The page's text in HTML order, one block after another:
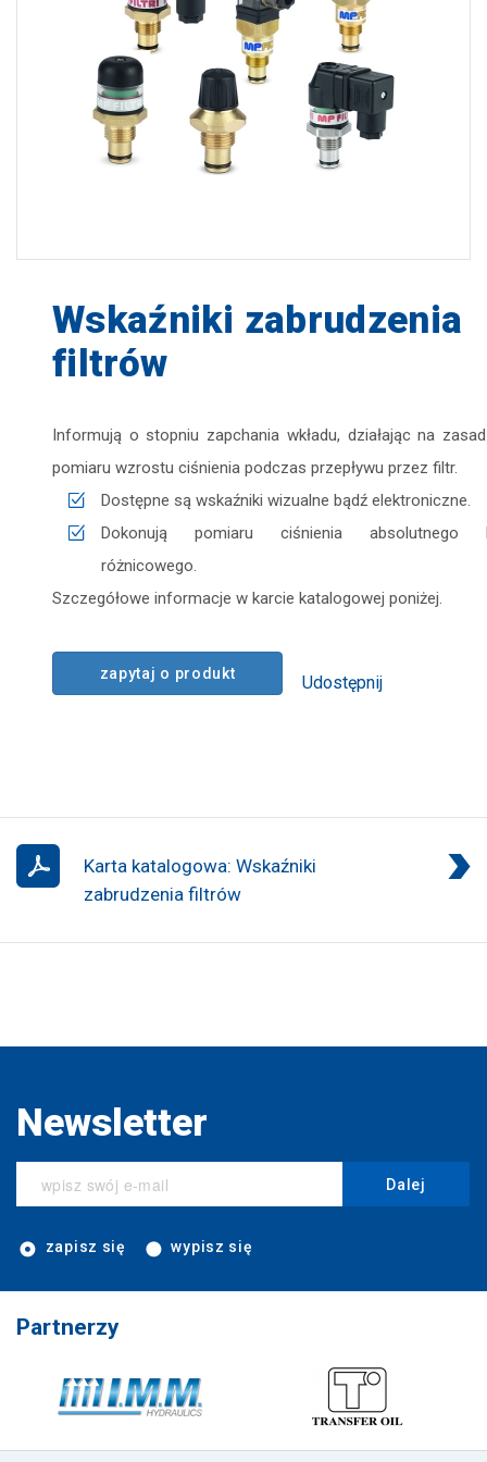
Wskaźniki zabrudzenia
filtrów
Informują o stopniu zapchania wkładu, działając na
pomiaru wzrostu ciśnienia podczas przepływu przez filtr.
Dostępne są wskaźniki wizualne bądź elektroniczne.
Dokonują pomiaru ciśnienia absolutnego
różnicowego.
Szczegółowe informacje w karcie katalogowej poniżej.
zapytaj o produkt Udostępnij
Karta katalogowa: Wskaźniki
zabrudzenia filtrów
zapisz
Newsletter
Dalej
zapisz się wypisz się
Partnerzy